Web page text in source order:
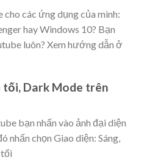
các ứng dụng của mình:
hay Windows 10? Bạn
luôn? Xem hướng dẫn ở
Dark Mode trên
bạn nhấn vào ảnh đại diện
nhấn chọn Giao diện: Sáng,